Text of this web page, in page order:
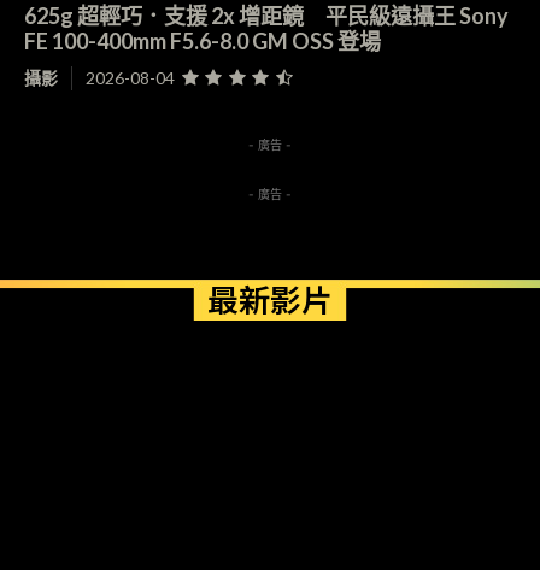
625g 超輕巧．支援 2x 增距鏡 平民級遠攝王 Sony
FE 100-400mm F5.6-8.0 GM OSS 登場
攝影 2026-08-04
- 廣告 -
- 廣告 -
最新影片